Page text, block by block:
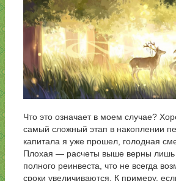
Что это означает в моем случае?
самый сложный этап в накоплении
капитала я уже прошел, голодная
Плохая — расчеты выше верны лишь
полного реинвеста, что не всегда
сроки увеличиваются. К примеру,